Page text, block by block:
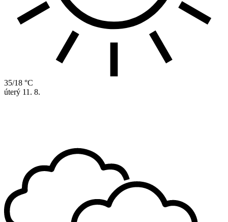
35/18 °C
úterý 11. 8.